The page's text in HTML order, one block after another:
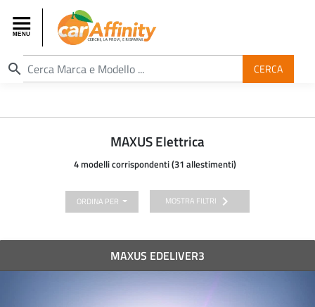
search CERCA
MAXUS Elettrica
4 modelli corrispondenti (31 allestimenti)
ORDINA PER MOSTRA FILTRI chevron_right
MAXUS EDELIVER3